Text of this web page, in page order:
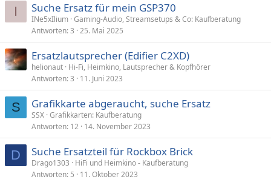
I Suche Ersatz für mein GSP370
INe5xIlium Gaming-Audio, Streamsetups & Co: Kaufberatung
Antworten 3 25. Mai 2025
Ersatzlautsprecher (Edifier C2XD)
helionaut Hi-Fi, Heimkino, Lautsprecher & Kopfhörer
Antworten 3 11. Juni 2023
S Grafikkarte abgeraucht, suche Ersatz
SSX Grafikkarten: Kaufberatung
Antworten 12 14. November 2023
D Suche Ersatzteil für Rockbox Brick
Drago1303
HiFi und Heimkino - Kaufberatung
Antworten 5 11. Oktober 2023